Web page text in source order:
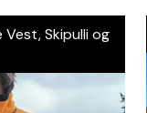
Vest, Skipulli og